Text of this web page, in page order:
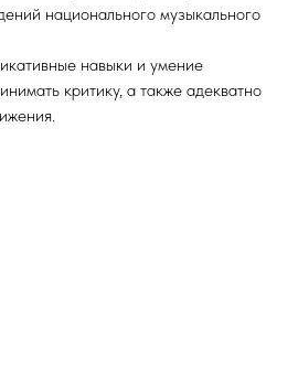
национального музыкального
навыки и умение
критику, а также адекватно